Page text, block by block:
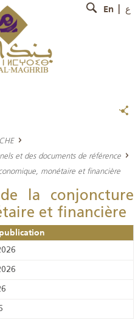
En ع
et des documents de référence
monétaire et financière
la conjoncture
et financière